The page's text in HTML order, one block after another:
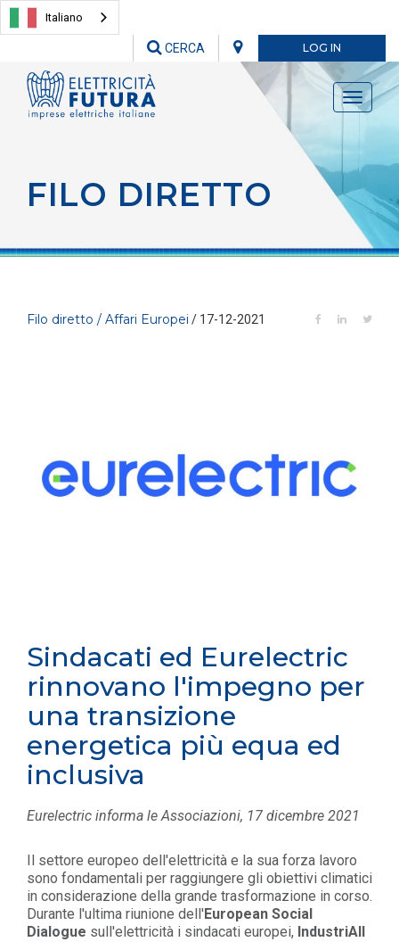
Italiano
LOG IN
CERCA
Toggle
FILO DIRETTO
Filo diretto / Affari Europei / 17-12-2021
Sindacati ed Eurelectric
rinnovano l'impegno per
una transizione
energetica più equa ed
inclusiva
Eurelectric informa le Associazioni, 17 dicembre 2021
Il settore europeo dell'elettricità e la sua forza lavoro
sono fondamentali per raggiungere gli obiettivi climatici
in considerazione della grande trasformazione in corso.
Durante l'ultima riunione dell'European Social
Dialogue sull'elettricità i sindacati europei, IndustriAll